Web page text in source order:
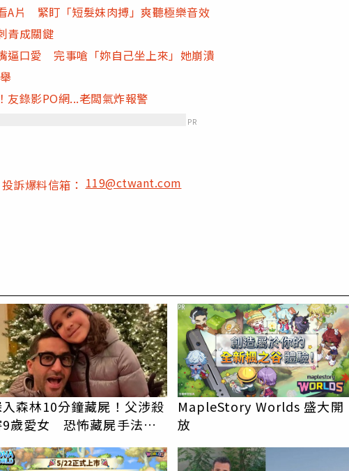
A片 緊盯「短髮妹肉搏」爽聽極樂音效
青成關鍵
逼口愛 完事嗆「妳自己坐上來」她崩潰
友錄影PO網...老闆氣炸報警
PR
投訴爆料信箱：119@ctwant.com
入森林10分鐘藏屍！父涉殺
9歲愛女 恐怖藏屍手法全
MapleStory Worlds 盛大開
放
PR